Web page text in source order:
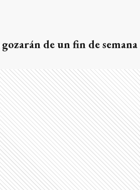
gozarán de un fin de semana